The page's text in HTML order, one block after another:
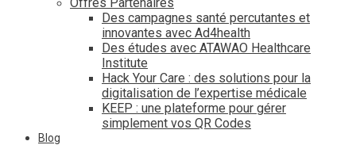
Des campagnes santé percutantes et
innovantes avec Ad4health
Des études avec ATAWAO Healthcare
Institute
Hack Your Care : des solutions pour la
digitalisation de l’expertise médicale
KEEP : une plateforme pour gérer
simplement vos QR Codes
Blog